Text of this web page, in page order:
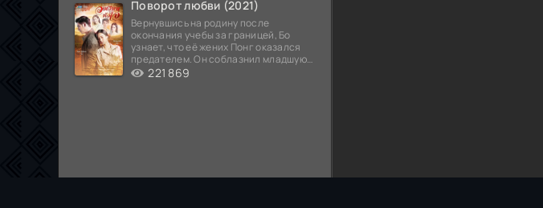
Поворот любви (2021)
Вернувшись на родину после
окончания учебы за границей, Бо
узнает, что её жених Понг оказался
предателем. Он соблазнил младшую
сестру хозяина
221 869